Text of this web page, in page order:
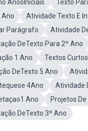
AnosIniciais Texto
Ano
Atividade Texto E
Parágrafo
Atividade
DeTexto Para 2º Ano
1 Ano
Textos
DeTexto 5 Ano
4Ano Atividade
Ano
Projetos
DeTexto 3º Ano